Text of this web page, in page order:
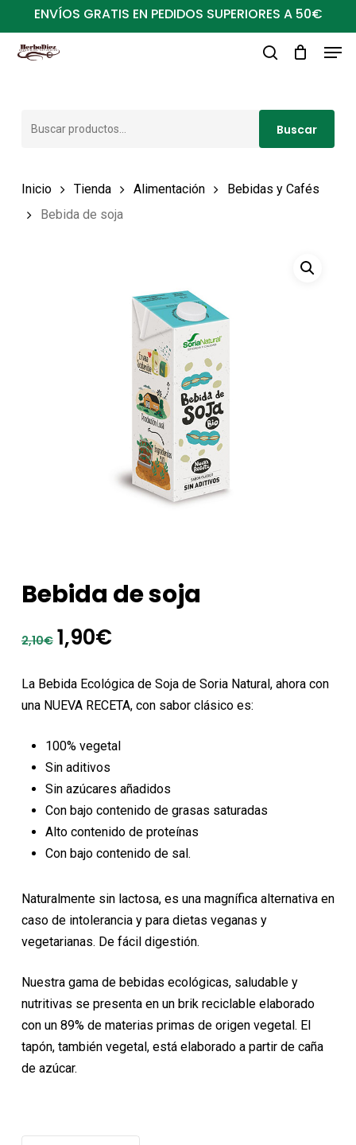
al
contenido
ENVÍOS GRATIS EN PEDIDOS SUPERIORES A 50€
Buscar
Inicio Tienda Alimentación
Bebidas y Cafés
Bebida de soja
Bebida de soja
2,10€ El
original
era:
1,90€El
actual
es:
La Bebida Ecológica de Soja de Soria Natural, ahora con
una NUEVA RECETA, con sabor clásico es:
100% vegetal
Sin aditivos
Sin azúcares añadidos
Con bajo contenido de grasas saturadas
Alto contenido de proteínas
Con bajo contenido de sal.
Naturalmente sin lactosa, es una magnífica alternativa en
caso de intolerancia y para dietas veganas y
vegetarianas. De fácil digestión.
Nuestra gama de bebidas ecológicas, saludable y
nutritivas se presenta en un brik reciclable elaborado
con un 89% de materias primas de origen vegetal. El
tapón, también vegetal, está elaborado a partir de caña
de azúcar.
Close